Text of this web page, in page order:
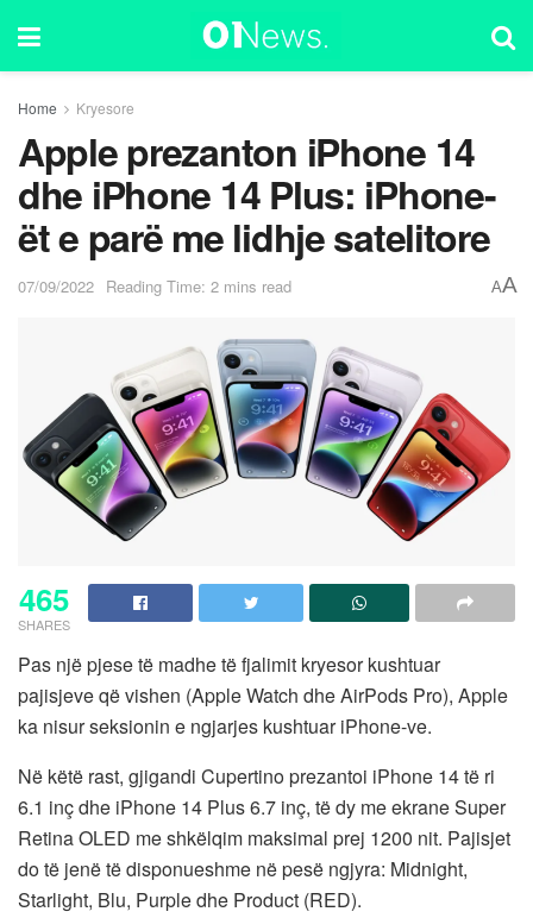
Home Kryesore
Apple prezanton iPhone 14
dhe iPhone 14 Plus: iPhone-
ët e parë me lidhje satelitore
07/09/2022 Reading Time: 2 mins read AA
465
SHARES
Pas një pjese të madhe të fjalimit kryesor kushtuar
pajisjeve që vishen (Apple Watch dhe AirPods Pro), Apple
ka nisur seksionin e ngjarjes kushtuar iPhone-ve.
Në këtë rast, gjigandi Cupertino prezantoi iPhone 14 të ri
6.1 inç dhe iPhone 14 Plus 6.7 inç, të dy me ekrane Super
Retina OLED me shkëlqim maksimal prej 1200 nit. Pajisjet
do të jenë të disponueshme në pesë ngjyra: Midnight,
Starlight, Blu, Purple dhe Product (RED).